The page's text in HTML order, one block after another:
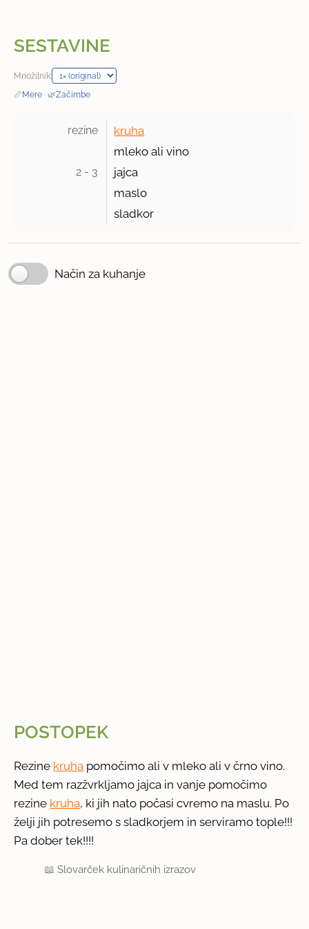
SESTAVINE
Množilnik:
📏Mere · 🌿Začimbe
rezine
kruha
mleko ali vino
2 - 3
jajca
maslo
sladkor
Način za kuhanje
POSTOPEK
Rezine kruha pomočimo ali v mleko ali v črno vino.
Med tem razžvrkljamo jajca in vanje pomočimo
rezine kruha, ki jih nato počasi cvremo na maslu. Po
želji jih potresemo s sladkorjem in serviramo tople!!!
Pa dober tek!!!!
📖Slovarček kulinaričnih izrazov